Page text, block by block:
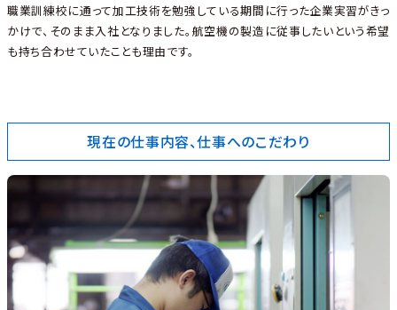
職業訓練校に通って加工技術を勉強している期間に行った企業実習がきっ
かけで、そのまま入社となりました。航空機の製造に従事したいという希望
も持ち合わせていたことも理由です。
現在の仕事内容、仕事へのこだわり